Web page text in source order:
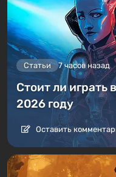
Статьи 7 часов назад
Стоит ли играть
2026 году
Оставить